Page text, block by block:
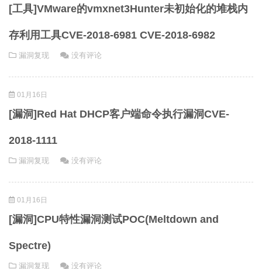
[工具]VMware的vmxnet3Hunter未初始化的堆栈内
存利用工具CVE-2018-6981 CVE-2018-6982
漏洞复现 没有评论
01月16日
[漏洞]Red Hat DHCP客户端命令执行漏洞CVE-
2018-1111
漏洞复现 没有评论
01月16日
[漏洞]CPU特性漏洞测试POC(Meltdown and
Spectre)
漏洞复现 没有评论